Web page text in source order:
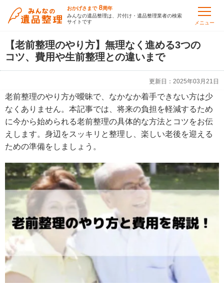
おかげさまで 8周年
みんなの遺品整理は、片付け・遺品整理業者の検索
サイトです
メニュー
【老前整理のやり方】無理なく進める3つの
コツ、費用や生前整理との違いまで
更新日： 2025年03月21日
老前整理のやり方が曖昧で、なかなか着手できない方は少
なくありません。本記事では、将来の負担を軽減するため
に今から始められる老前整理の具体的な方法とコツをお伝
えします。身辺をスッキリと整理し、楽しい老後を迎える
ための準備をしましょう。